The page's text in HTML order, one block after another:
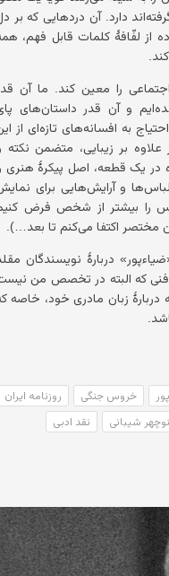
دارد. آن دردهایی که بر
از لفّافهٔ کلمات قابل فهم،
را معین کند. ما آن
و آن قدر داستان‌های
به افسانه‌های تازه‌ای از
بر زیبایی، متضمن نکته
در یک قطعه، اصل پیکرهٔ هنری
و آرایش‌هایی برای
را بیشتر از شخص فرض
مختصر اکتفا می‌کنم تا بعد…).
دربارهٔ نویسندگان
فنی که البته در تخصص من
زبان مادری خود، خاصه
خروس جنگی روزنامه ایران
شیبانی نقد ادبی